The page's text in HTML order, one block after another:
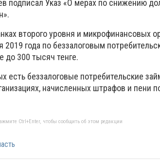
подписал Указ «О мерах по снижению
второго уровня и микрофинансовых
года по беззалоговым
до 300 тысяч тенге.
есть беззалоговые потребительские
начисленных штрафов и пени
Ctrl+Enter, чтобы сообщить об этом редакции